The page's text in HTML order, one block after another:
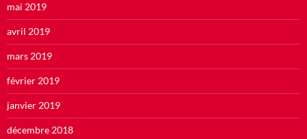
mai 2019
avril 2019
mars 2019
février 2019
janvier 2019
décembre 2018